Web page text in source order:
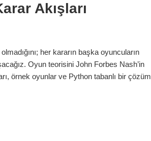
Akışları
her kararın başka oyuncuların
Oyun teorisini John Forbes Nash’in
örnek oyunlar ve Python tabanlı bir çözüm